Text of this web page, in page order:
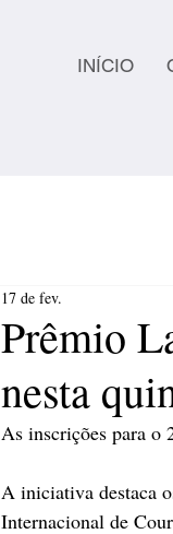
INÍCIO
Prêmio
nesta
17 de fev.
As inscrições para o
A iniciativa destaca
Internacional de